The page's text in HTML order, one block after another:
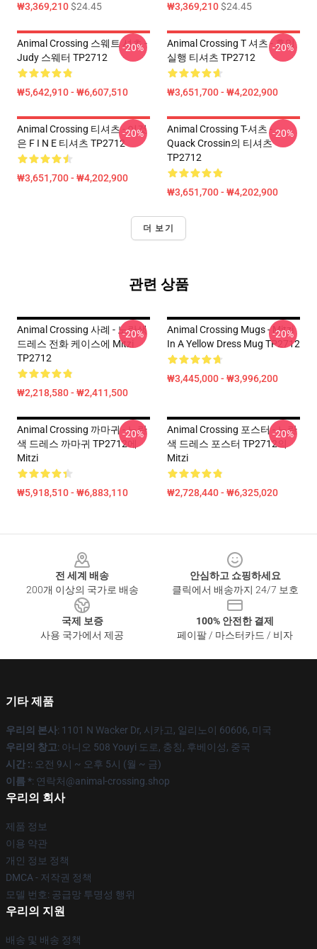
₩3,369,210$24.45 ₩3,369,210$24.45
Animal Crossing 스웨트 셔츠 -
Judy 스웨터 TP2712
₩5,642,910 - ₩6,607,510
-20%
Animal Crossing T 셔츠 - 휴일
실행 티셔츠 TP2712
₩3,651,700 - ₩4,202,900
-20%
Animal Crossing 티셔츠 - 이것
은 F I N E 티셔츠 TP2712
₩3,651,700 - ₩4,202,900
-20%
Animal Crossing T-셔츠 -
Quack Crossin의 티셔츠
TP2712
₩3,651,700 - ₩4,202,900
-20%
더 보기
관련 상품
Animal Crossing 사례 - 노란색
드레스 전화 케이스에 Mitzi
TP2712
₩2,218,580 - ₩2,411,500
-20%
Animal Crossing Mugs - Mitzi
In A Yellow Dress Mug TP2712
₩3,445,000 - ₩3,996,200
-20%
Animal Crossing 까마귀 - 노란
색 드레스 까마귀 TP2712에
Mitzi
₩5,918,510 - ₩6,883,110
-20%
Animal Crossing 포스터 - 노란
색 드레스 포스터 TP2712의
Mitzi
₩2,728,440 - ₩6,325,020
-20%
전 세계 배송
200개 이상의 국가로 배송
안심하고 쇼핑하세요
클릭에서 배송까지 24/7 보호
국제 보증
사용 국가에서 제공
100% 안전한 결제
페이팔 / 마스터카드 / 비자
기타 제품
우리의 본사: 1101 N Wacker Dr, 시카고, 일리노이 60606, 미국
우리의 창고: 아니오 508 Youyi 도로, 충칭, 후베이성, 중국
시간 :: 오전 9시 ~ 오후 5시 (월 ~ 금)
이름 *: 연락처@animal-crossing.shop
우리의 회사
제품 정보
이용 약관
개인 정보 정책
DMCA - 저작권 정책
모델 번호: 공급망 투명성 행위
우리의 지원
배송 및 배송 정책